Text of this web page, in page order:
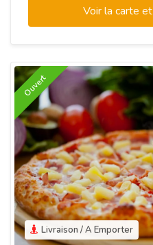
Voir la carte
Livraison / A Emporter
Ouvert